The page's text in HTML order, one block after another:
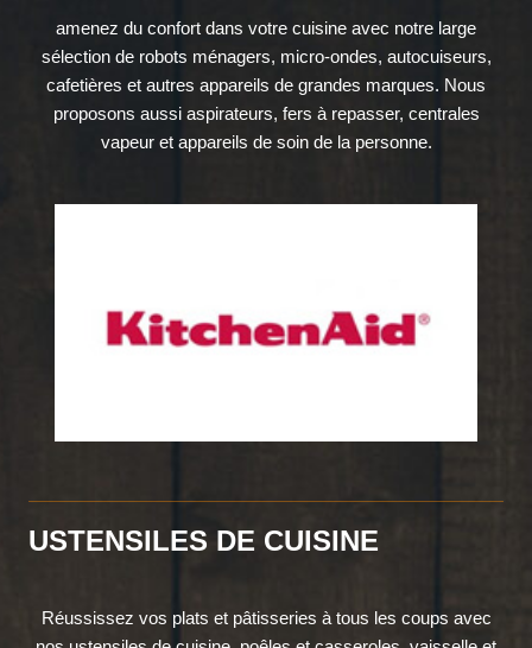
amenez du confort dans votre cuisine avec notre large
sélection de robots ménagers, micro-ondes, autocuiseurs,
cafetières et autres appareils de grandes marques. Nous
proposons aussi aspirateurs, fers à repasser, centrales
vapeur et appareils de soin de la personne.
USTENSILES DE CUISINE
Réussissez vos plats et pâtisseries à tous les coups avec